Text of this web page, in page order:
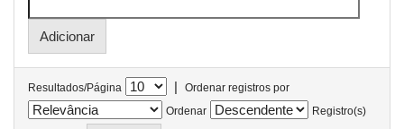
Resultados/Página |
Ordenar registros por
Ordenar
Registro(s)